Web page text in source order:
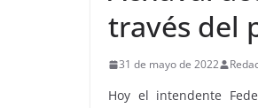
través del
31 de mayo de 2022
Hoy el intendente